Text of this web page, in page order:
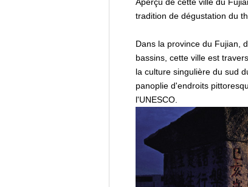
Aperçu de cette ville du
tradition de dégustation du
Dans la province du Fujian,
bassins, cette ville est
la culture singulière du sud
panoplie d'endroits
l'UNESCO.